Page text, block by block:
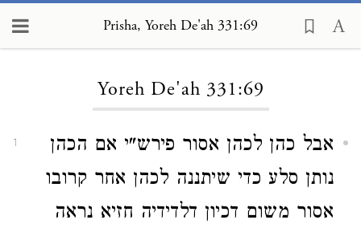
Prisha, Yoreh De'ah 331:69
Yoreh De'ah 331:69
1
אבל כהן לכהן אסור פירש"י אם הכהן
נותן סלע כדי שיתננה לכהן אחר קרובו
אסור משום דכיון דלדידיה חזיא נראה